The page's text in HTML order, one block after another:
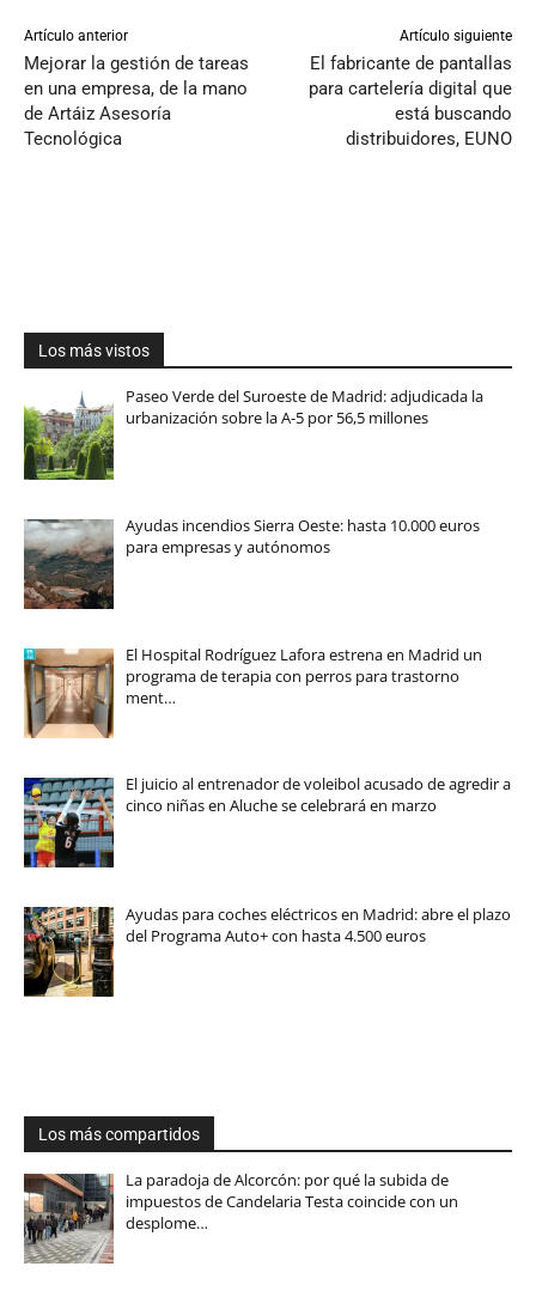
Artículo anterior
Mejorar la gestión de tareas
en una empresa, de la mano
de Artáiz Asesoría
Tecnológica
Artículo siguiente
El fabricante de pantallas
para cartelería digital que
está buscando
distribuidores, EUNO
Los más vistos
Paseo Verde del Suroeste de Madrid: adjudicada la
urbanización sobre la A-5 por 56,5 millones
Ayudas incendios Sierra Oeste: hasta 10.000 euros
para empresas y autónomos
El Hospital Rodríguez Lafora estrena en Madrid un
programa de terapia con perros para trastorno
ment…
El juicio al entrenador de voleibol acusado de agredir a
cinco niñas en Aluche se celebrará en marzo
Ayudas para coches eléctricos en Madrid: abre el plazo
del Programa Auto+ con hasta 4.500 euros
Los más compartidos
La paradoja de Alcorcón: por qué la subida de
impuestos de Candelaria Testa coincide con un
desplome…